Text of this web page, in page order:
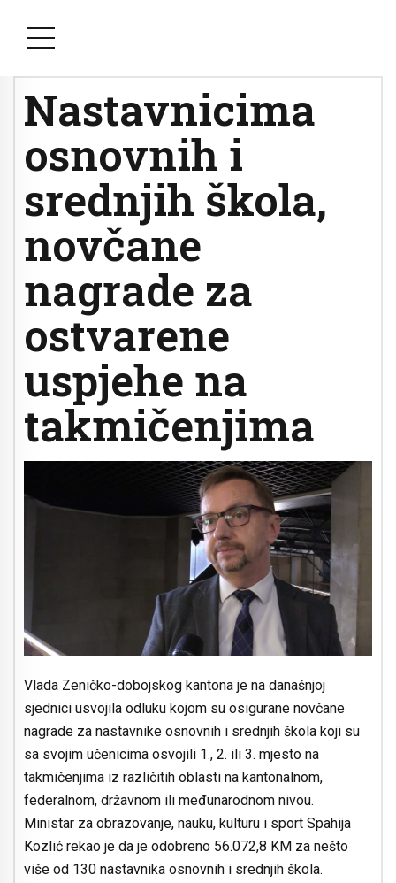
Nastavnicima
osnovnih i
srednjih škola,
novčane
nagrade za
ostvarene
uspjehe na
takmičenjima
Vlada Zeničko-dobojskog kantona je na današnjoj
sjednici usvojila odluku kojom su osigurane novčane
nagrade za nastavnike osnovnih i srednjih škola koji su
sa svojim učenicima osvojili 1., 2. ili 3. mjesto na
takmičenjima iz različitih oblasti na kantonalnom,
federalnom, državnom ili međunarodnom nivou.
Ministar za obrazovanje, nauku, kulturu i sport Spahija
Kozlić rekao je da je odobreno 56.072,8 KM za nešto
više od 130 nastavnika osnovnih i srednjih škola.